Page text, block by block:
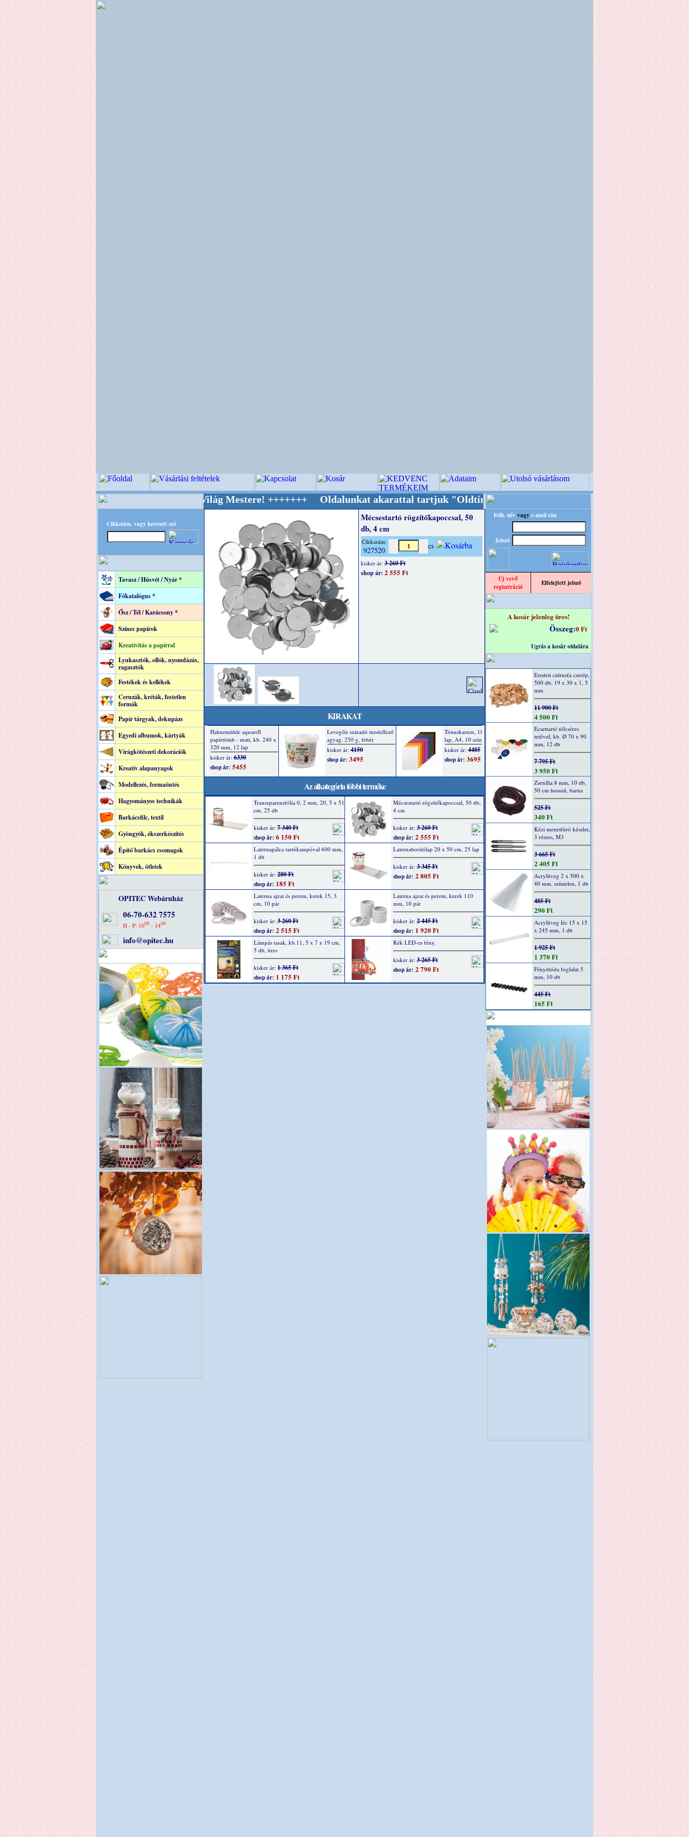
Cikkszám, vagy keresett szó
Tavasz / Húsvét / Nyár *
Főkatalógus *
Ősz / Tél / Karácsony *
Színes papírok
Kreatívitás a papírral
Lyukasztók, ollók, nyomdázás,
ragasztók
Festékek és kellékek
Ceruzák, kréták, festetlen
formák
Papír tárgyak, dekupázs
Egyedi albumok, kártyák
Virágkötészeti dekorációk
Kreatív alapanyagok
Modellezés, formaöntés
Hagyományos technikák
Barkácsfilc, textil
Gyöngyök, ékszerkészítés
Építő barkács csomagok
Könyvek, ötletek
OPITEC Webáruház
06-70-632 7575
H - P: 1000- 1400
info@opitec.hu
+++++++ OPITEC - A Kreatív Világ Mestere! +++++++ Oldalunkat akarattal tartjuk "Oldtimer/RETRO" designba!
+++++++ OPITEC - A
Mécsestartó rögzítőkapoccsal, 50
db, 4 cm
Cikkszám:
927520 cs
kisker ár: 3 260 Ft
shop ár: 2 555 Ft
KIRAKAT
Az alkategória többi terméke
Transzparensfólia 0, 2 mm, 20, 5 x 51
cm, 25 db
kisker ár: 7 340 Ft
shop ár: 6 150 Ft
Mécsestartó rögzítőkapoccsal, 50 db,
4 cm
kisker ár: 3 260 Ft
shop ár: 2 555 Ft
Laternapálca tartókampóval 600 mm,
1 db
kisker ár: 280 Ft
shop ár: 185 Ft
Laternaborítólap 20 x 50 cm, 25 lap
kisker ár: 3 345 Ft
shop ár: 2 805 Ft
Laterna ajzat és perem, kerek 15, 3
cm, 10 pár
kisker ár: 3 260 Ft
shop ár: 2 515 Ft
Laterna ajzat és perem, kerek 110
mm, 10 pár
kisker ár: 2 445 Ft
shop ár: 1 920 Ft
Lámpás tasak, kb.11, 5 x 7 x 19 cm,
5 db, üres
kisker ár: 1 365 Ft
shop ár: 1 175 Ft
Kék LED-es fény,
kisker ár: 3 265 Ft
shop ár: 2 790 Ft
Felh. név vagy e-mail cím
Jelszó
Új vevő
regisztráció
Elfelejtett jelszó
A kosár jelenleg üres!
Összeg:0 Ft
Ugrás a kosár oldalára
Eredeti cidrusfa cserép,
500 db, 19 x 30 x 1, 5
mm
11 900 Ft
4 500 Ft
Ecsettartó tölcséres
tetővel, kb. Ø 70 x 90
mm, 12 db
7 795 Ft
3 950 Ft
Zsenília 8 mm, 10 db,
50 cm hosszú, barna
525 Ft
340 Ft
Kézi menetfúró készlet,
3 részes, M3
3 665 Ft
2 405 Ft
Acrylüveg 2 x 500 x
40 mm, színtelen, 1 db
485 Ft
290 Ft
Acrylüveg léc 15 x 15
x 245 mm, 1 db
1 925 Ft
1 370 Ft
Fénydióda foglalat 5
mm, 10 db
445 Ft
165 Ft